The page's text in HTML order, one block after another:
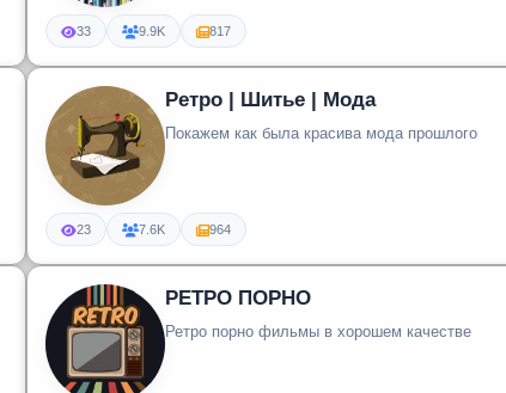
33 9.9K 817
Ретро | Шитье | Мода
Покажем как была красива мода прошлого
23 7.6K 964
РЕТРО ПОРНО
Ретро порно фильмы в хорошем качестве